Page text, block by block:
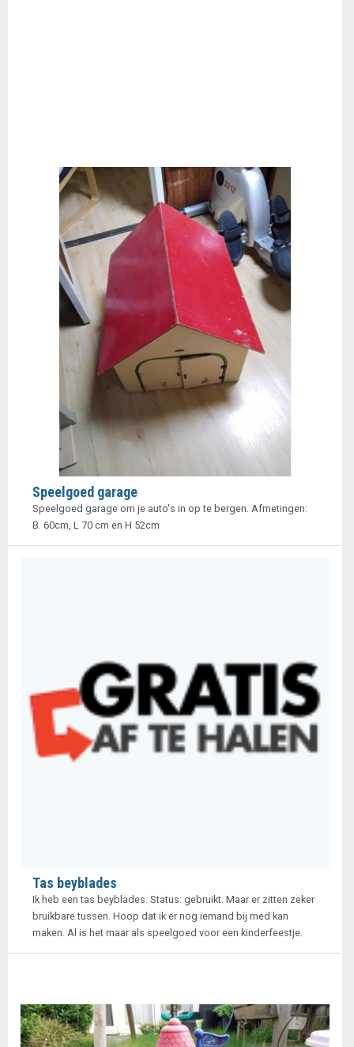
Speelgoed garage
Speelgoed garage om je auto's in op te bergen. Afmetingen:
B. 60cm, L 70 cm en H 52cm
Tas beyblades
Ik heb een tas beyblades. Status: gebruikt. Maar er zitten zeker
bruikbare tussen. Hoop dat ik er nog iemand bij med kan
maken. Al is het maar als speelgoed voor een kinderfeestje.